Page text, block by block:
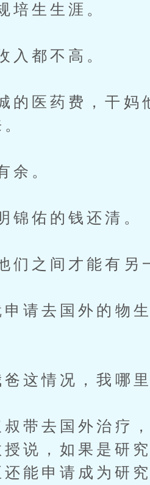
生生涯。
都不高。
医药费，干妈
。
佑的钱还清。
之间才能有另
请去国外的物生
这情况，我哪里
带去国外治疗，
说，如果是研
还能申请成为研